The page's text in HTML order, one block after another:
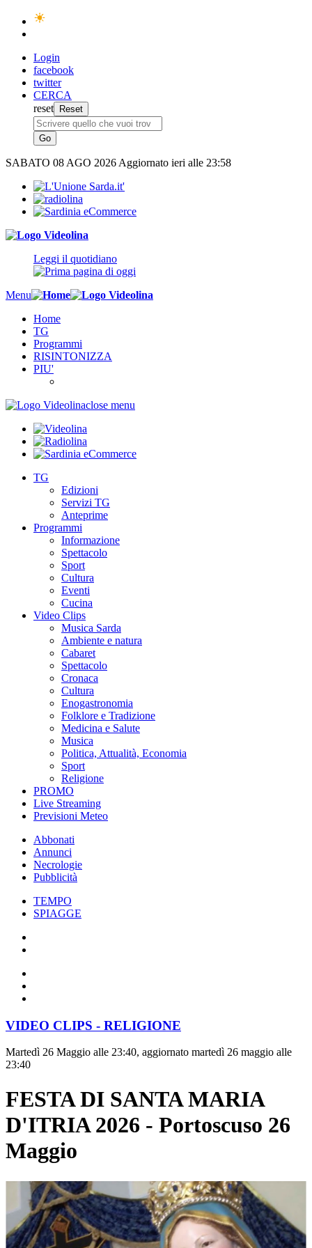
Login
facebook
twitter
CERCA
reset
SABATO 08 AGO 2026 Aggiornato ieri alle 23:58
Leggi il quotidiano
Menu
Home
TG
Programmi
RISINTONIZZA
PIU'
close menu
TG
Edizioni
Servizi TG
Anteprime
Programmi
Informazione
Spettacolo
Sport
Cultura
Eventi
Cucina
Video Clips
Musica Sarda
Ambiente e natura
Cabaret
Spettacolo
Cronaca
Cultura
Enogastronomia
Folklore e Tradizione
Medicina e Salute
Musica
Politica, Attualità, Economia
Sport
Religione
PROMO
Live Streaming
Previsioni Meteo
Abbonati
Annunci
Necrologie
Pubblicità
TEMPO
SPIAGGE
VIDEO CLIPS - RELIGIONE
Martedì 26 Maggio alle 23:40, aggiornato martedì 26 maggio alle
23:40
FESTA DI SANTA MARIA
D'ITRIA 2026 - Portoscuso 26
Maggio